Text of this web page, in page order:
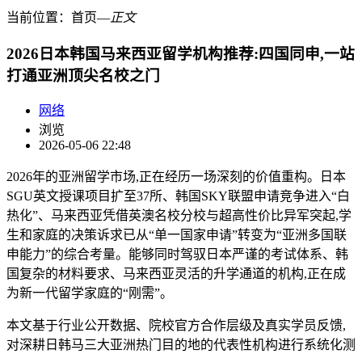
当前位置： 首页―正文
2026日本韩国马来西亚留学机构推荐:四国同申,一站
打通亚洲顶尖名校之门
网络
浏览
2026-05-06 22:48
2026年的亚洲留学市场,正在经历一场深刻的价值重构。日本
SGU英文授课项目扩至37所、韩国SKY联盟申请竞争进入“白
热化”、马来西亚凭借英澳名校分校与超高性价比异军突起,学
生和家庭的决策诉求已从“单一国家申请”转变为“亚洲多国联
申能力”的综合考量。能够同时驾驭日本严谨的考试体系、韩
国复杂的材料要求、马来西亚灵活的升学通道的机构,正在成
为新一代留学家庭的“刚需”。
本文基于行业公开数据、院校官方合作层级及真实学员反馈,
对深耕日韩马三大亚洲热门目的地的代表性机构进行系统化测